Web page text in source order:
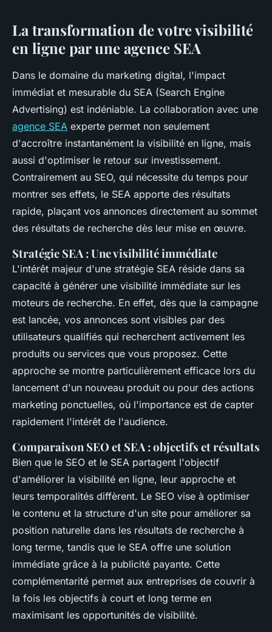
La transformation de votre visibilité
en ligne par une agence SEA
Dans le domaine du marketing digital, l'impact
immédiat et mesurable du SEA (Search Engine
Advertising) est indéniable. La collaboration avec une
agence SEA experte permet non seulement
d'accroître instantanément la visibilité en ligne, mais
aussi d'optimiser le retour sur investissement.
Contrairement au SEO, qui nécessite du temps pour
montrer ses effets, le SEA apporte des résultats
rapide, plaçant vos annonces directement au sommet
des résultats de recherche dès leur mise en œuvre.
Stratégie SEA : Une visibilité immédiate
L'intérêt majeur d'une stratégie SEA réside dans sa
capacité à générer une visibilité immédiate sur les
moteurs de recherche. En effet, dès que la campagne
est lancée, vos annonces sont visibles par des
utilisateurs qualifiés qui recherchent activement les
produits ou services que vous proposez. Cette
approche se montre particulièrement efficace lors du
lancement d'un nouveau produit ou pour des actions
marketing ponctuelles, où l'importance est de capter
rapidement l'intérêt de l'audience.
Comparaison SEO et SEA : objectifs et résultats
Bien que le SEO et le SEA partagent l'objectif
d'améliorer la visibilité en ligne, leur approche et
leurs temporalités diffèrent. Le SEO vise à optimiser
le contenu et la structure d'un site pour améliorer sa
position naturelle dans les résultats de recherche à
long terme, tandis que le SEA offre une solution
immédiate grâce à la publicité payante. Cette
complémentarité permet aux entreprises de couvrir à
la fois les objectifs à court et long terme en
maximisant les opportunités de visibilité.